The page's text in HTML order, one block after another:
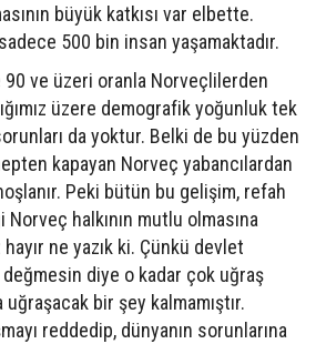
büyük katkısı var elbette.
500 bin insan yaşamaktadır.
ve üzeri oranla Norveçlilerden
üzere demografik yoğunluk tek
da yoktur. Belki de bu yüzden
kapayan Norveç yabancılardan
Peki bütün bu gelişim, refah
halkının mutlu olmasına
ne yazık ki. Çünkü devlet
değmesin diye o kadar çok uğraş
bir şey kalmamıştır.
reddedip, dünyanın sorunlarına